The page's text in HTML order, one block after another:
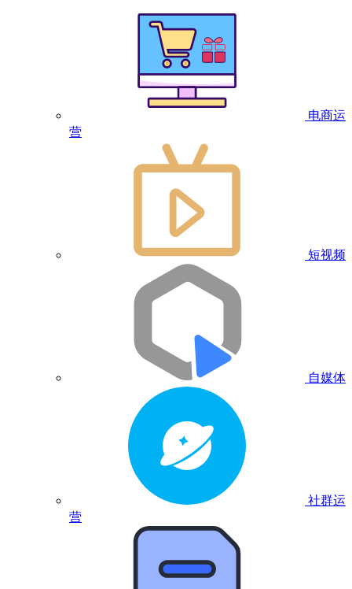
电商运
营
短视频
自媒体
社群运
营